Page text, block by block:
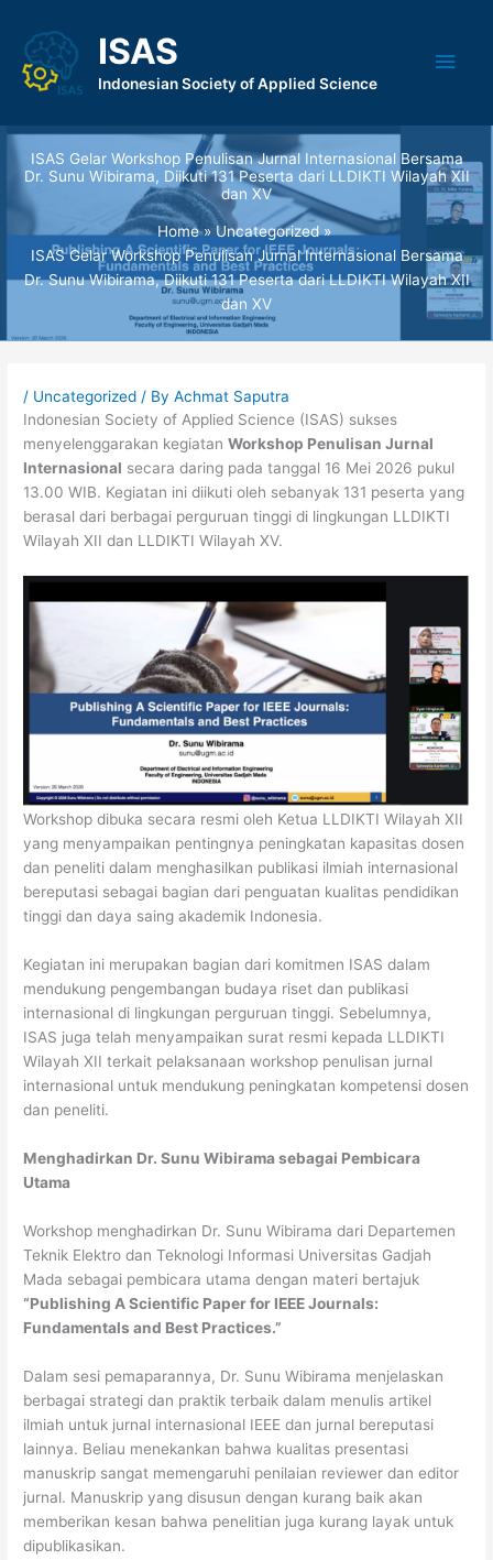
content
ISAS
Indonesian Society of Applied Science
Main
ISAS Gelar Workshop Penulisan Jurnal Internasional Bersama
Dr. Sunu Wibirama, Diikuti 131 Peserta dari LLDIKTI Wilayah XII
dan XV
Home
Uncategorized
ISAS Gelar Workshop Penulisan Jurnal Internasional Bersama
Dr. Sunu Wibirama, Diikuti 131 Peserta dari LLDIKTI Wilayah XII
dan XV
/ Uncategorized / ByAchmat Saputra
Indonesian Society of Applied Science (ISAS) sukses
menyelenggarakan kegiatanWorkshop Penulisan Jurnal
Internasional secara daring pada tanggal 16 Mei 2026 pukul
13.00 WIB. Kegiatan ini diikuti oleh sebanyak 131 peserta yang
berasal dari berbagai perguruan tinggi di lingkungan LLDIKTI
Wilayah XII dan LLDIKTI Wilayah XV.
Workshop dibuka secara resmi oleh Ketua LLDIKTI Wilayah XII
yang menyampaikan pentingnya peningkatan kapasitas dosen
dan peneliti dalam menghasilkan publikasi ilmiah internasional
bereputasi sebagai bagian dari penguatan kualitas pendidikan
tinggi dan daya saing akademik Indonesia.
Kegiatan ini merupakan bagian dari komitmen ISAS dalam
mendukung pengembangan budaya riset dan publikasi
internasional di lingkungan perguruan tinggi. Sebelumnya,
ISAS juga telah menyampaikan surat resmi kepada LLDIKTI
Wilayah XII terkait pelaksanaan workshop penulisan jurnal
internasional untuk mendukung peningkatan kompetensi dosen
dan peneliti.
Menghadirkan Dr. Sunu Wibirama sebagai Pembicara
Utama
Workshop menghadirkan Dr. Sunu Wibirama dari Departemen
Teknik Elektro dan Teknologi Informasi Universitas Gadjah
Mada sebagai pembicara utama dengan materi bertajuk
“Publishing A Scientific Paper for IEEE Journals:
Fundamentals and Best Practices.”
Dalam sesi pemaparannya, Dr. Sunu Wibirama menjelaskan
berbagai strategi dan praktik terbaik dalam menulis artikel
ilmiah untuk jurnal internasional IEEE dan jurnal bereputasi
lainnya. Beliau menekankan bahwa kualitas presentasi
manuskrip sangat memengaruhi penilaian reviewer dan editor
jurnal. Manuskrip yang disusun dengan kurang baik akan
memberikan kesan bahwa penelitian juga kurang layak untuk
dipublikasikan.